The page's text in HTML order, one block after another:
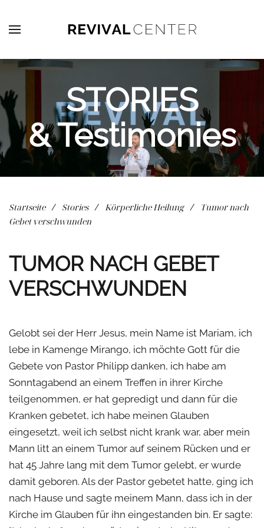
Zum Hauptinhalt springen
STORIES
& Testimonies
Startseite Stories Körperliche Heilung
Tumor nach
Gebet verschwunden
TUMOR NACH GEBET
VERSCHWUNDEN
Gelobt sei der Herr Jesus, mein Name ist Mariam, ich
lebe in Kamenge Mirango, ich möchte Gott für die
Gebete von Pastor Philipp danken, ich habe am
Sonntagabend an einem Treffen in ihrer Kirche
teilgenommen, er hat gepredigt und dann für die
Kranken gebetet, ich habe meinen Glauben
eingesetzt, weil ich selbst nicht krank war, aber mein
Mann litt an einem Tumor auf seinem Rücken und er
hat 45 Jahre lang mit dem Tumor gelebt, er wurde
damit geboren. Als der Pastor gebetet hatte, ging ich
nach Hause und sagte meinem Mann, dass ich in der
Kirche im Glauben für ihn eingestanden bin. Er sagte: